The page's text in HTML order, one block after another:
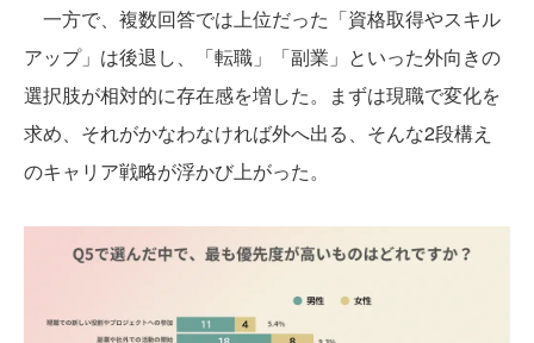
一方で、複数回答では上位だった「資格取得やスキル
アップ」は後退し、「転職」「副業」といった外向きの
選択肢が相対的に存在感を増した。まずは現職で変化を
求め、それがかなわなければ外へ出る、そんな2段構え
のキャリア戦略が浮かび上がった。